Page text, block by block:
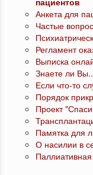
Анкета для
Частые
Регламент
Выписка
Знаете ли
Если что-то
Порядок
Проект
Памятка для
О насилии в